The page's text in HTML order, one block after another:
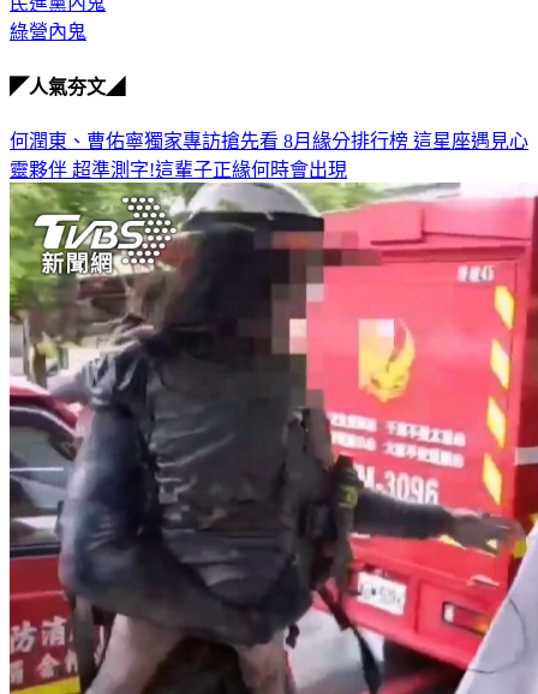
綠營內鬼
◤人氣夯文◢
何潤東、曹佑寧獨家專訪搶先看 8月緣分排行榜 這星座遇見心
靈夥伴 超準測字!這輩子正緣何時會出現